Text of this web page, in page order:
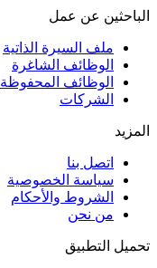
الباحثين عن عمل
ملف السيرة الذاتية
الوظائف الشاغرة
الوظائف المحفوظة
الشركات
المزيد
اتصل بنا
سياسة الخصوصية
الشروط والأحكام
من نحن
تحميل التطبيق